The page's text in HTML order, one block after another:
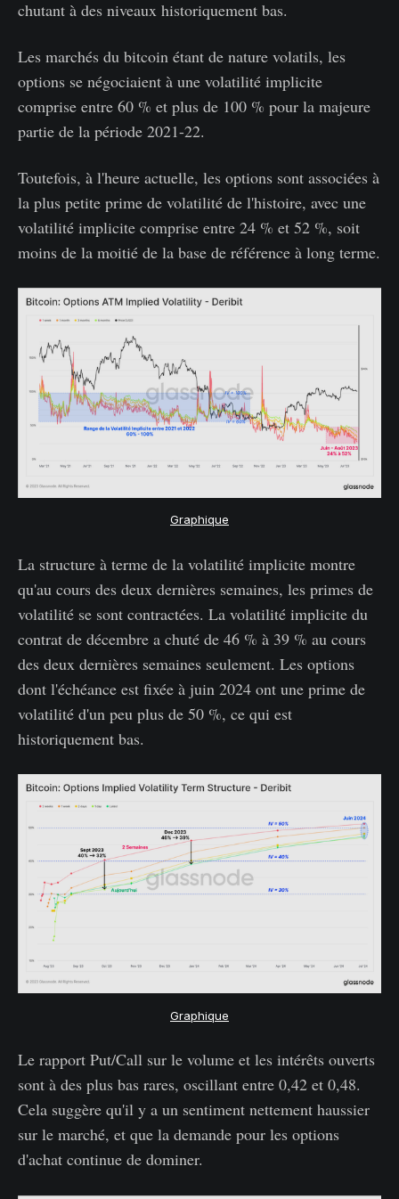
chutant à des niveaux historiquement bas.
Les marchés du bitcoin étant de nature volatils, les
options se négociaient à une volatilité implicite
comprise entre 60 % et plus de 100 % pour la majeure
partie de la période 2021-22.
Toutefois, à l'heure actuelle, les options sont associées à
la plus petite prime de volatilité de l'histoire, avec une
volatilité implicite comprise entre 24 % et 52 %, soit
moins de la moitié de la base de référence à long terme.
Graphique
La structure à terme de la volatilité implicite montre
qu'au cours des deux dernières semaines, les primes de
volatilité se sont contractées. La volatilité implicite du
contrat de décembre a chuté de 46 % à 39 % au cours
des deux dernières semaines seulement. Les options
dont l'échéance est fixée à juin 2024 ont une prime de
volatilité d'un peu plus de 50 %, ce qui est
historiquement bas.
Graphique
Le rapport Put/Call sur le volume et les intérêts ouverts
sont à des plus bas rares, oscillant entre 0,42 et 0,48.
Cela suggère qu'il y a un sentiment nettement haussier
sur le marché, et que la demande pour les options
d'achat continue de dominer.